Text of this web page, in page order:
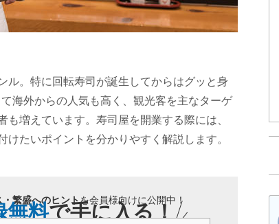
ル。特に回転寿司が誕生してからはグッと身
海外からの人気も高く、観光客を主なターゲ
増えています。寿司屋を開業する際には、
たいポイントを分かりやすく解説します。
繁盛へのヒントを会員様向けに公開中！
無料で手に入る！